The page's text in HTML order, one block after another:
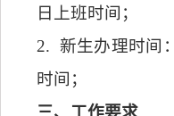
日上班时间；
2. 新生办理时间
时间；
三、工作要求